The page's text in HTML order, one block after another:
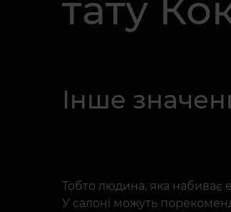
тату
Інше
Тобто людина, яка набиває
У салоні можуть